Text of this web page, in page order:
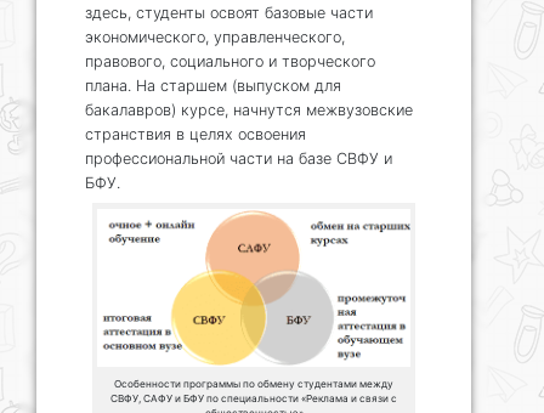
здесь, студенты освоят базовые части
экономического, управленческого,
правового, социального и творческого
плана. На старшем (выпуском для
бакалавров) курсе, начнутся межвузовские
странствия в целях освоения
профессиональной части на базе СВФУ и
БФУ.
Особенности программы по обмену студентами между
СВФУ, САФУ и БФУ по специальности «Реклама и связи с